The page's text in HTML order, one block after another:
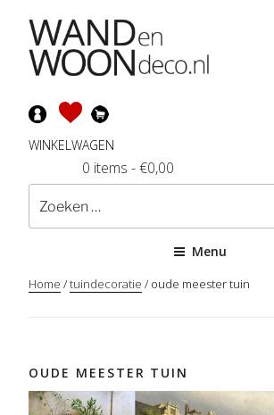
inhoud
WINKELWAGEN
-€0,00
0 items
Zoeken
naar:
Menu
Home /tuindecoratie / oude meester tuin
OUDE MEESTER TUIN